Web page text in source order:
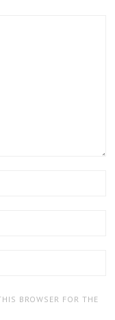
BROWSER FOR THE